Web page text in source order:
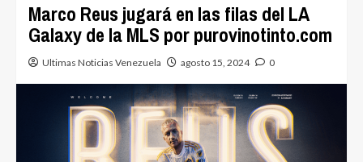
Marco Reus jugará en las filas del LA
Galaxy de la MLS por purovinotinto.com
Ultimas Noticias Venezuela agosto 15, 2024 0